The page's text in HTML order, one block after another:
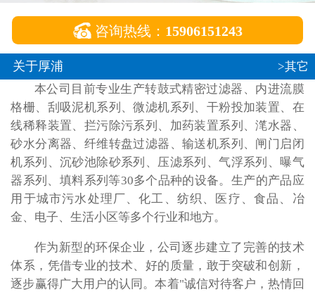
 咨询热线： 15906151243
关于厚浦
>其它
本公司目前专业生产转鼓式精密过滤器、内进流膜
格栅、刮吸泥机系列、微滤机系列、干粉投加装置、在
线稀释装置、拦污除污系列、加药装置系列、滗水器、
砂水分离器、纤维转盘过滤器、输送机系列、闸门启闭
机系列、沉砂池除砂系列、压滤系列、气浮系列、曝气
器系列、填料系列等30多个品种的设备。生产的产品应
用于城市污水处理厂、化工、纺织、医疗、食品、冶
金、电子、生活小区等多个行业和地方。
作为新型的环保企业，公司逐步建立了完善的技术
体系，凭借专业的技术、好的质量，敢于突破和创新，
逐步赢得广大用户的认同。本着"诚信对待客户，热情回